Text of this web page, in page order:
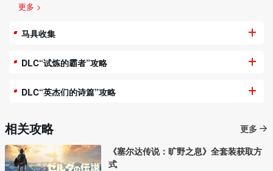
更多 >
马具收集
DLC“试炼的霸者”攻略
DLC“英杰们的诗篇”攻略
相关攻略
更多
《塞尔达传说：旷野之息》全套装获取方
式